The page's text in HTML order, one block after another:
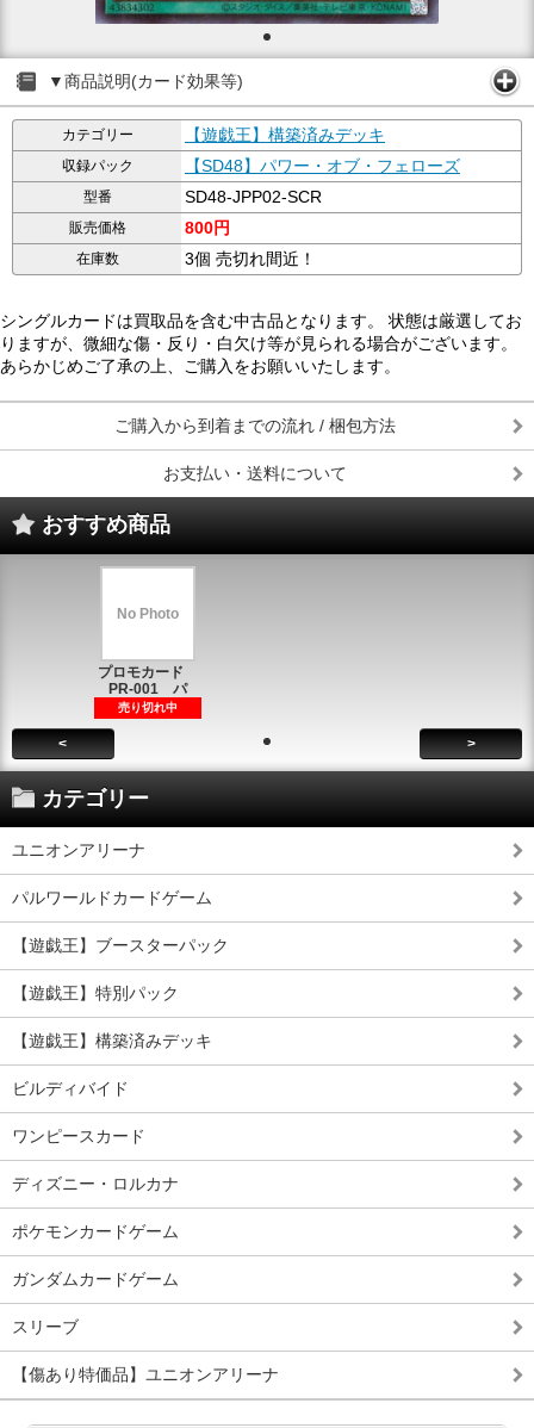
▼商品説明(カード効果等)
カテゴリー 【遊戯王】構築済みデッキ
収録パック 【SD48】パワー・オブ・フェローズ
型番 SD48-JPP02-SCR
販売価格 800円
在庫数 3個 売切れ間近！
シングルカードは買取品を含む中古品となります。 状態は厳選してお
りますが、微細な傷・反り・白欠け等が見られる場合がございます。
あらかじめご了承の上、ご購入をお願いいたします。
ご購入から到着までの流れ / 梱包方法
お支払い・送料について
おすすめ商品
No Photo
プロモカード
PR-001 パ
売り切れ中
< >
カテゴリー
ユニオンアリーナ
パルワールドカードゲーム
【遊戯王】ブースターパック
【遊戯王】特別パック
【遊戯王】構築済みデッキ
ビルディバイド
ワンピースカード
ディズニー・ロルカナ
ポケモンカードゲーム
ガンダムカードゲーム
スリーブ
【傷あり特価品】ユニオンアリーナ